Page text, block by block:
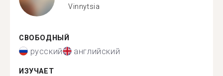
Vinnytsia
СВОБОДНЫЙ
русский английский
ИЗУЧАЕТ